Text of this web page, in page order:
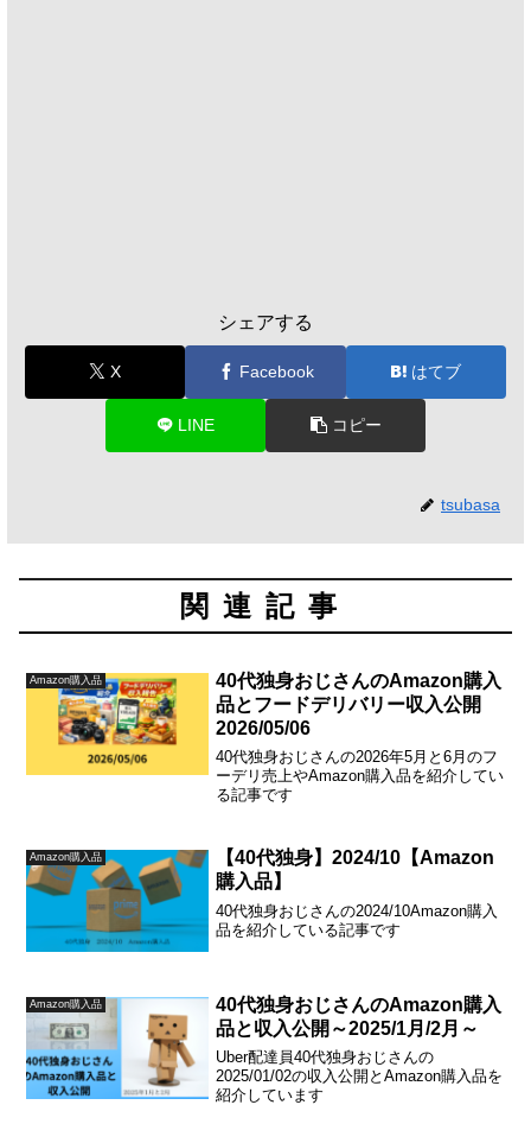
シェアする
X Facebook はてブ
LINE コピー
tsubasa
関連記事
Amazon購入品
40代独身おじさんのAmazon購入
品とフードデリバリー収入公開
2026/05/06
40代独身おじさんの2026年5月と6月のフ
ーデリ売上やAmazon購入品を紹介してい
る記事です
Amazon購入品
【40代独身】2024/10【Amazon
購入品】
40代独身おじさんの2024/10Amazon購入
品を紹介している記事です
Amazon購入品
40代独身おじさんのAmazon購入
品と収入公開～2025/1月/2月～
Uber配達員40代独身おじさんの
2025/01/02の収入公開とAmazon購入品を
紹介しています